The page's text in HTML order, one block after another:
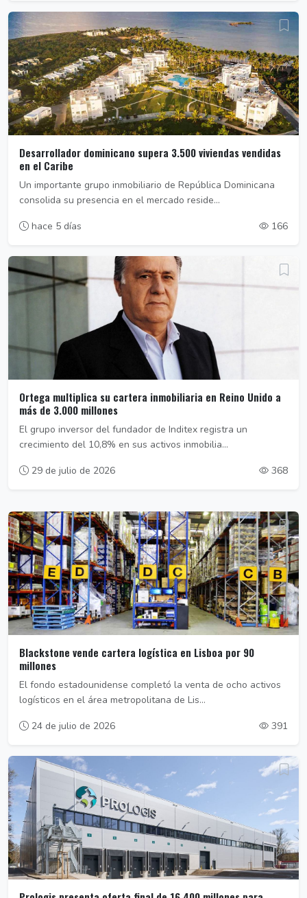
Desarrollador dominicano supera 3.500 viviendas vendidas
en el Caribe
Un importante grupo inmobiliario de República Dominicana
consolida su presencia en el mercado reside...
hace 5 días
166
Ortega multiplica su cartera inmobiliaria en Reino Unido a
más de 3.000 millones
El grupo inversor del fundador de Inditex registra un
crecimiento del 10,8% en sus activos inmobilia...
29 de julio de 2026
368
Blackstone vende cartera logística en Lisboa por 90
millones
El fondo estadounidense completó la venta de ocho activos
logísticos en el área metropolitana de Lis...
24 de julio de 2026
391